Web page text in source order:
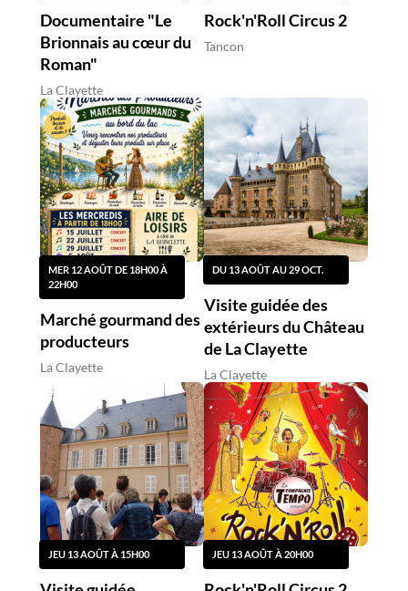
Documentaire "Le
Brionnais au cœur du
Roman"
La Clayette
Rock'n'Roll Circus 2
Tancon
MER 12 AOÛT DE 18H00 À
22H00
Marché gourmand des
producteurs
La Clayette
DU 13 AOÛT AU 29 OCT.
Visite guidée des
extérieurs du Château
de La Clayette
La Clayette
JEU 13 AOÛT À 15H00 JEU 13 AOÛT À 20H00